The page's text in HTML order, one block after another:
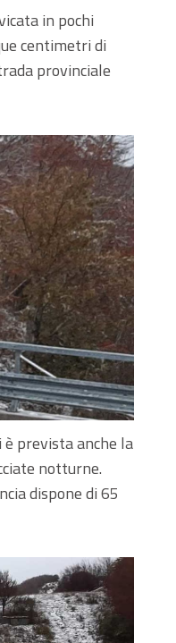
in pochi
centimetri di
provinciale
prevista anche la
notturne.
dispone di 65